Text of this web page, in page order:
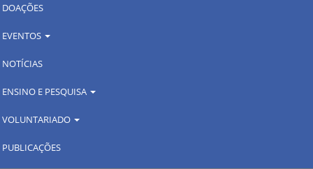
DOAÇÕES
EVENTOS
NOTÍCIAS
ENSINO E PESQUISA
VOLUNTARIADO
PUBLICAÇÕES